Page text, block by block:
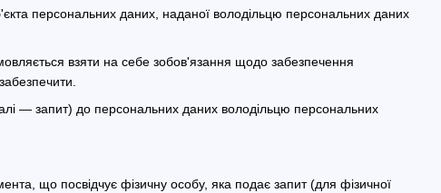
персональних даних, наданої володільцю персональних даних
взяти на себе зобов'язання щодо забезпечення
— запит) до персональних даних володільцю персональних
що посвідчує фізичну особу, яка подає запит (для фізичної